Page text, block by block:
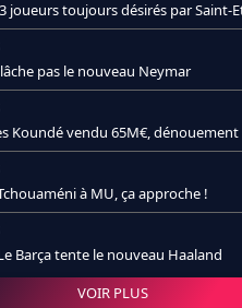
3 joueurs toujours désirés par Saint-
lâche pas le nouveau Neymar
Koundé vendu 65M€,
à MU, ça approche !
Barça tente le nouveau Haaland
VOIR PLUS